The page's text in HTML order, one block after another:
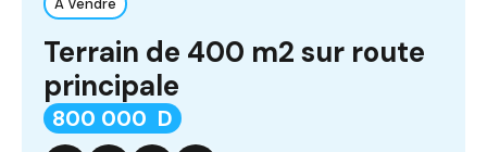
À Vendre
Terrain de 400 m2 sur route
principale
800 000 D